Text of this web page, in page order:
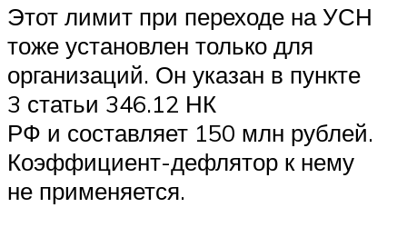
Этот лимит при переходе на УСН
тоже установлен только для
организаций. Он указан в пункте
3 статьи 346.12 НК
РФ и составляет 150 млн рублей.
Коэффициент-дефлятор к нему
не применяется.